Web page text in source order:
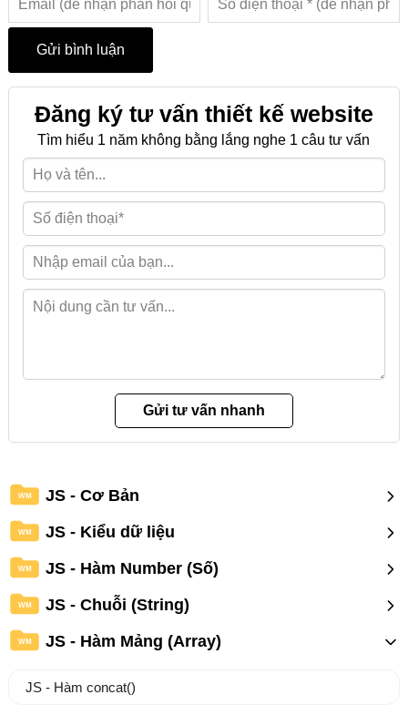
Đăng ký tư vấn thiết kế website
Tìm hiểu 1 năm không bằng lắng nghe 1 câu tư vấn
WM JS - Cơ Bản
WM JS - Kiểu dữ liệu
WM JS - Hàm Number (Số)
WM JS - Chuỗi (String)
WM JS - Hàm Mảng (Array)
JS - Hàm concat()